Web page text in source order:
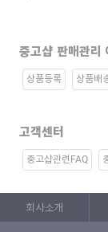
중고샵 판매관리
상품등록 상품배
고객센터
중고샵관련FAQ
회사소개